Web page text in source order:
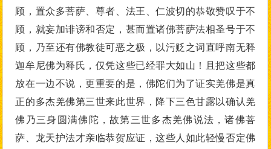
顾，置众多菩萨、尊者、法王、仁波切的恭敬赞叹于不
顾，就妄加诽谤和否定，甚而置诸佛菩萨法相圣号于不
顾，乃至还有佛教徒可恶之极，以污贬之词直呼南无释
迦牟尼佛为释氏，仅凭这些已经罪大如山！且把这些都
放在一边不说，更重要的是，佛陀们为了证实羌佛是真
正的多杰羌佛第三世来此世界，降下三色甘露以确认羌
佛乃三身圆满佛陀，故第三世多杰羌佛说法，诸佛菩
萨、龙天护法才亲临恭贺应证，这些人如此轻慢否定佛